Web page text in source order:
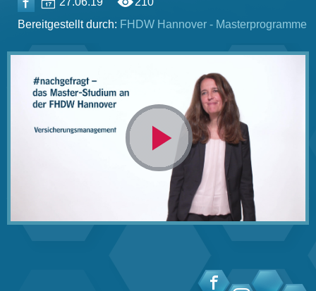
Bereitgestellt durch: FHDW Hannover - Masterprogramme
Video
abspielen